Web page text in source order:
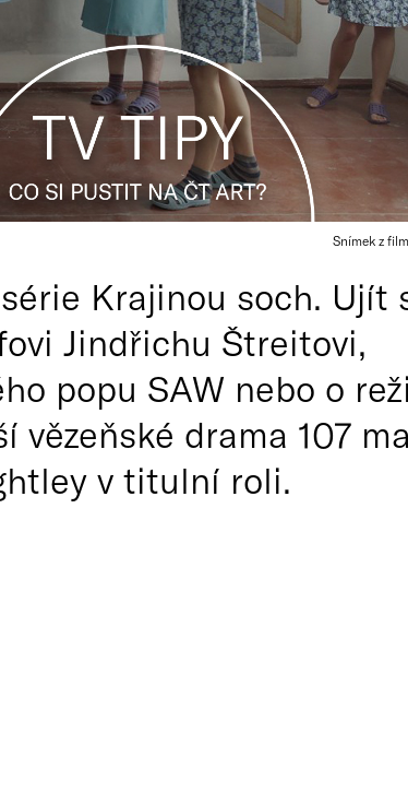
Snímek z
Krajinou soch. Ujít
Jindřichu Štreitovi,
popu SAW nebo o
vězeňské drama 107
v titulní roli.